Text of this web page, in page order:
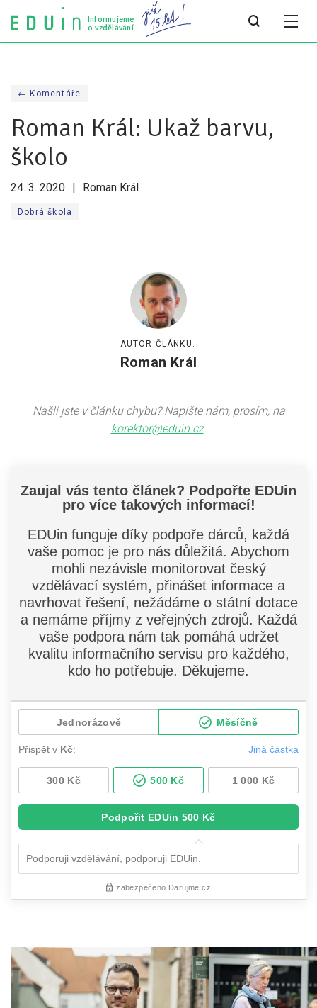
Informujeme
o vzdělávání
Všechny články
Všechny články
O nás
Partneři a dárci
Kontakty
← Komentáře
Roman Král: Ukaž barvu,
školo
24. 3. 2020 Roman Král
Dobrá škola
AUTOR ČLÁNKU:
Roman Král
Našli jste v článku chybu? Napište nám, prosím, na
korektor@eduin.cz.